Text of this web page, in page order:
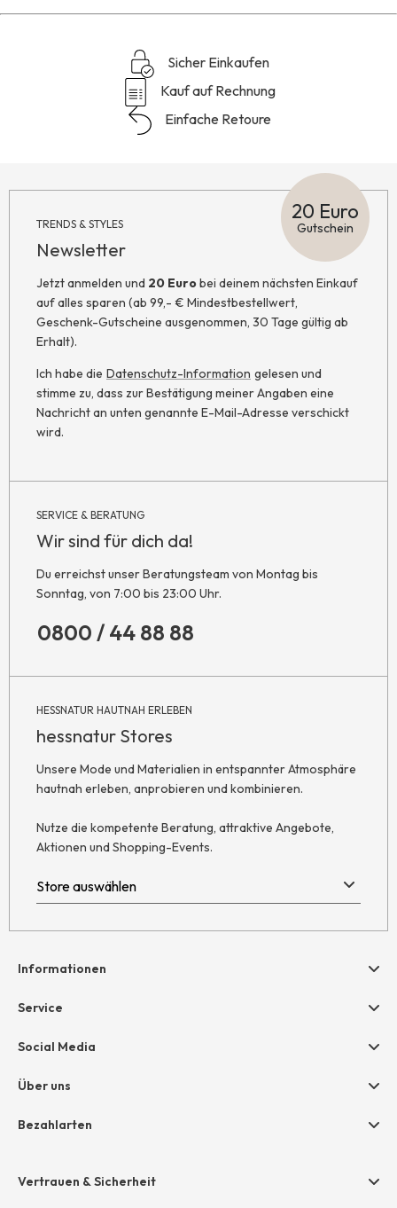
Sicher Einkaufen
Kauf auf Rechnung
Einfache Retoure
TRENDS & STYLES
Newsletter
20 Euro
Gutschein
Jetzt anmelden und 20 Eurobei deinem nächsten Einkauf
auf alles sparen (ab 99,- € Mindestbestellwert,
Geschenk-Gutscheine ausgenommen, 30 Tage gültig ab
Erhalt).
Ich habe die Datenschutz-Information gelesen und
stimme zu, dass zur Bestätigung meiner Angaben eine
Nachricht an unten genannte E-Mail-Adresse verschickt
wird.
SERVICE & BERATUNG
Wir sind für dich da!
Du erreichst unser Beratungsteam von Montag bis
Sonntag, von 7:00 bis 23:00 Uhr.
0800 / 44 88 88
HESSNATUR HAUTNAH ERLEBEN
hessnatur Stores
Unsere Mode und Materialien in entspannter Atmosphäre
hautnah erleben, anprobieren und kombinieren.
Nutze die kompetente Beratung, attraktive Angebote,
Aktionen und Shopping-Events.
Informationen
Hilfe & Kontakt
Retoure
AGB
Datenschutz
Service
Geschenkgutscheine
Größentabelle
Social Media
Über uns
Unternehmen
Bezahlarten
Amazon Pay
Vertrauen & Sicherheit